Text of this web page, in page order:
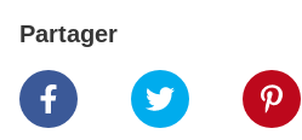
Partager